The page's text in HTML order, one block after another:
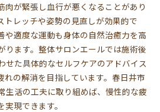
肉が緊張し血行が悪くなることがあり
トレッチや姿勢の見直しが効果的で
や適度な運動も身体の自然治癒力を高
ります。整体サロンエールでは施術後
せた具体的なセルフケアのアドバイス
れの解消を目指しています。春日井市
生活の工夫に取り組めば、慢性的な疲
現できます。